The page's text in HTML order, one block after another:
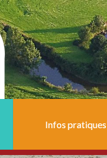
Infos pratiques